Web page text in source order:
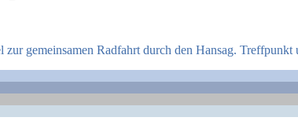
gemeinsamen Radfahrt durch den Hansag. Treffpunkt